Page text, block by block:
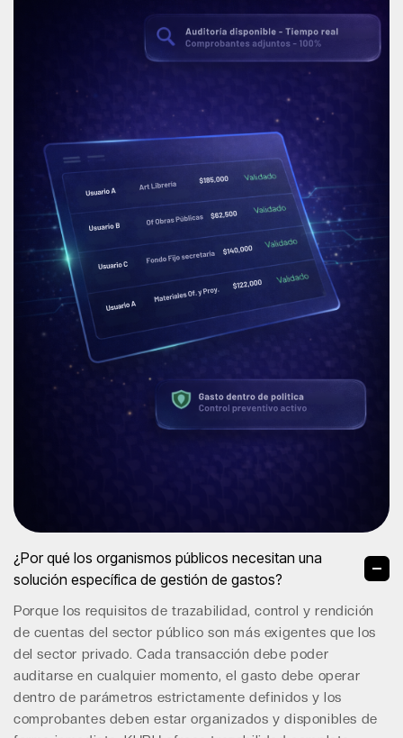
¿Por qué los organismos públicos necesitan una
solución específica de gestión de gastos?
Porque los requisitos de trazabilidad, control y rendición
de cuentas del sector público son más exigentes que los
del sector privado. Cada transacción debe poder
auditarse en cualquier momento, el gasto debe operar
dentro de parámetros estrictamente definidos y los
comprobantes deben estar organizados y disponibles de